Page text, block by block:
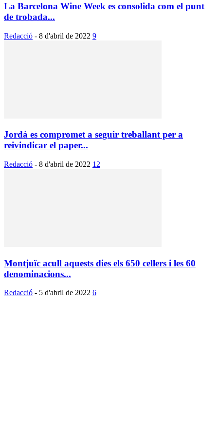
La Barcelona Wine Week es consolida com el punt
de trobada...
Redacció - 8 d'abril de 2022 9
Jordà es compromet a seguir treballant per a
reivindicar el paper...
Redacció - 8 d'abril de 2022 12
Montjuïc acull aquests dies els 650 cellers i les 60
denominacions...
Redacció - 5 d'abril de 2022 6